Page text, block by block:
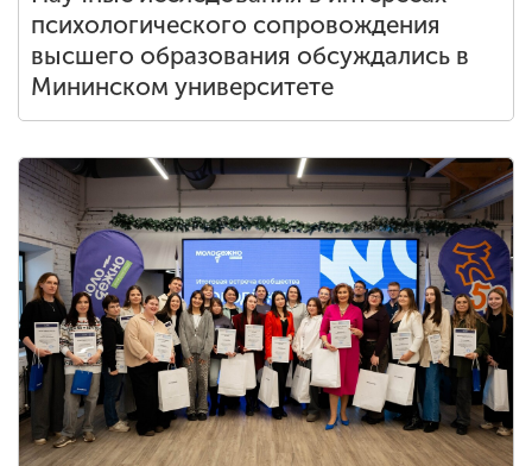
психологического сопровождения
высшего образования обсуждались в
Мининском университете